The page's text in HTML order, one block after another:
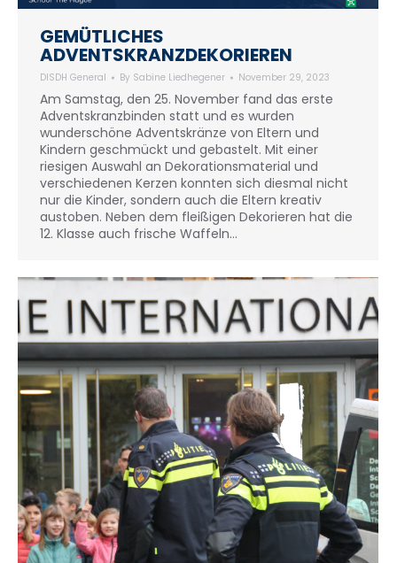
GEMÜTLICHES
ADVENTSKRANZDEKORIEREN
DISDH General By Sabine Liedhegener November 29, 2023
Am Samstag, den 25. November fand das erste
Adventskranzbinden statt und es wurden
wunderschöne Adventskränze von Eltern und
Kindern geschmückt und gebastelt. Mit einer
riesigen Auswahl an Dekorationsmaterial und
verschiedenen Kerzen konnten sich diesmal nicht
nur die Kinder, sondern auch die Eltern kreativ
austoben. Neben dem fleißigen Dekorieren hat die
12. Klasse auch frische Waffeln…